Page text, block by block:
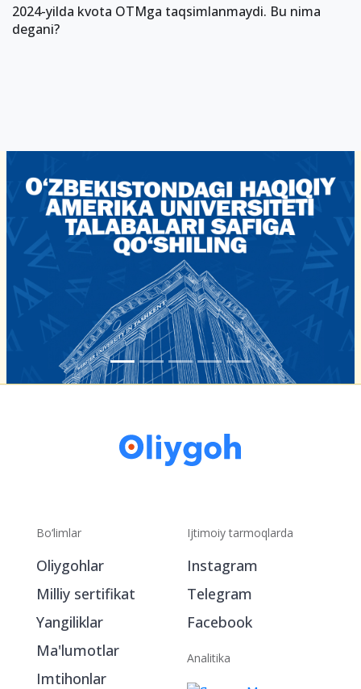
2024-yilda kvota OTMga taqsimlanmaydi. Bu nima
degani?
Bo‘limlar
Oliygohlar
Milliy sertifikat
Yangiliklar
Ma'lumotlar
Imtihonlar
Ijtimoiy tarmoqlarda
Instagram
Telegram
Facebook
Analitika